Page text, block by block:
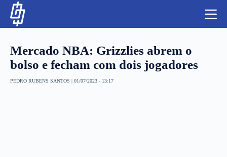
Mercado NBA: Grizzlies abrem o
bolso e fecham com dois jogadores
PEDRO RUBENS SANTOS | 01/07/2023 - 13:17